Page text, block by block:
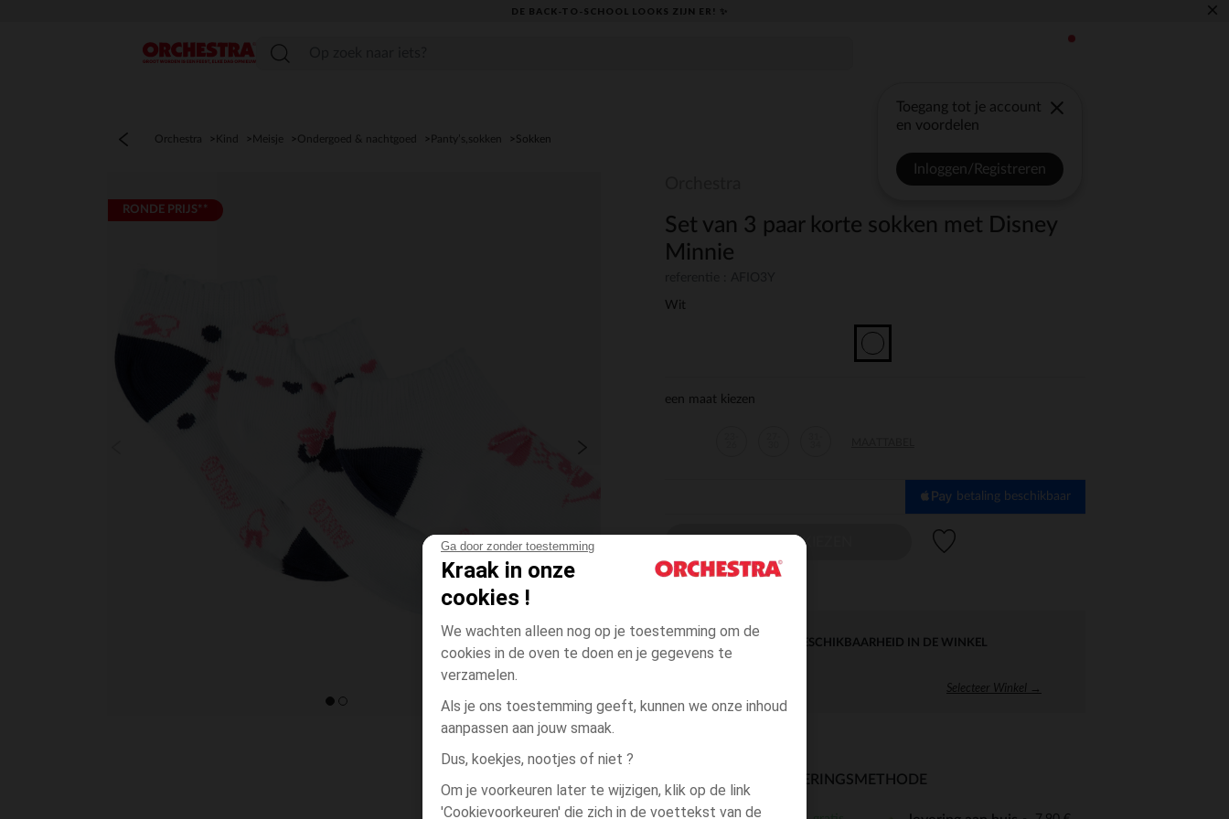
Ga door zonder toestemming
Kraak in onze
cookies !
We wachten alleen nog op je toestemming om de
cookies in de oven te doen en je gegevens te
verzamelen.
Als je ons toestemming geeft, kunnen we onze inhoud
aanpassen aan jouw smaak.
Dus, koekjes, nootjes of niet ?
Om je voorkeuren later te wijzigen, klik op de link
'Cookievoorkeuren' die zich in de voettekst van de
DE BACK-TO-SCHOOL LOOKS ZIJN ER! ✨ ×
menu
Toegang tot je account
en voordelen
Inloggen/Registreren
Orchestra Kind Meisje Ondergoed & nachtgoed Panty’s,sokken Sokken
RONDE PRIJS**
Set van 3 paar korte sokken met Disney
Minnie
Wit
een maat kiezen
betaling beschikbaar
EEN MAAT KIEZEN
DIRECTE BESCHIKBAARHEID IN DE WINKEL
Selecteer Winkel →
BESCHIKBAARE LEVERINGSMETHODE